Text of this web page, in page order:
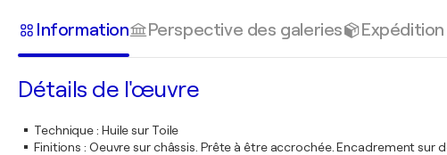
Information Perspective des galeries
Détails de l'œuvre
Technique: Huile sur Toile
Finitions : Oeuvre sur châssis. Prête à être accrochée. Encadrement sur